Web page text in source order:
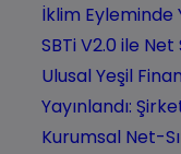
İklim Eyleminde
SBTi V2.0 ile Net
Ulusal Yeşil
Yayınlandı:
Kurumsal Net-